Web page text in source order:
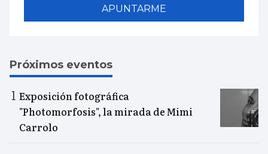
APUNTARME
Próximos eventos
Exposición fotográfica
"Photomorfosis", la mirada de Mimi
Carrolo